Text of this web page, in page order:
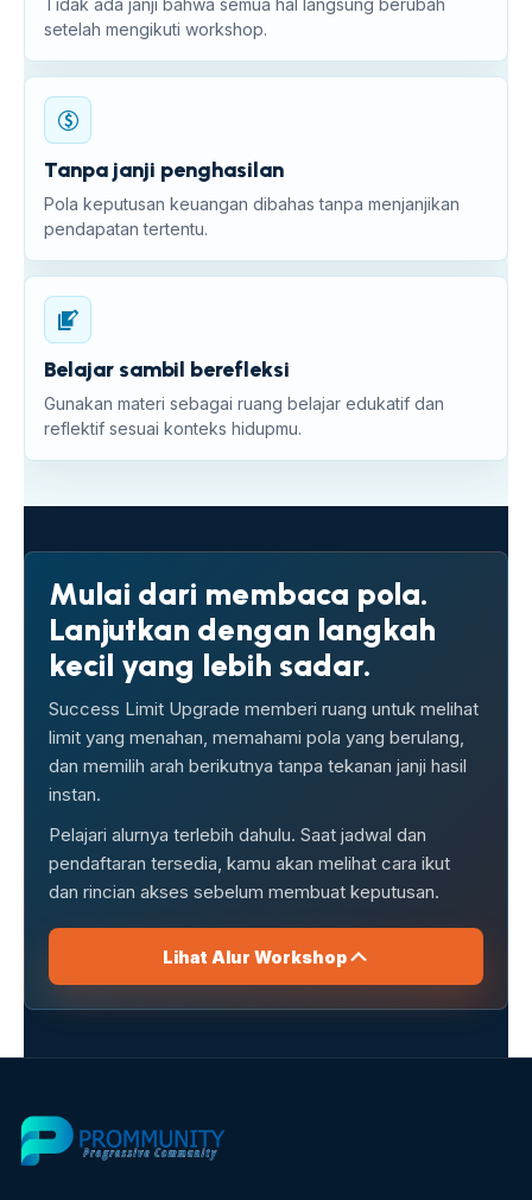
Tidak ada janji bahwa semua hal langsung berubah
setelah mengikuti workshop.
Tanpa janji penghasilan
Pola keputusan keuangan dibahas tanpa menjanjikan
pendapatan tertentu.
Belajar sambil berefleksi
Gunakan materi sebagai ruang belajar edukatif dan
reflektif sesuai konteks hidupmu.
Mulai dari membaca pola.
Lanjutkan dengan langkah
kecil yang lebih sadar.
Success Limit Upgrade memberi ruang untuk melihat
limit yang menahan, memahami pola yang berulang,
dan memilih arah berikutnya tanpa tekanan janji hasil
instan.
Pelajari alurnya terlebih dahulu. Saat jadwal dan
pendaftaran tersedia, kamu akan melihat cara ikut
dan rincian akses sebelum membuat keputusan.
Lihat Alur Workshop